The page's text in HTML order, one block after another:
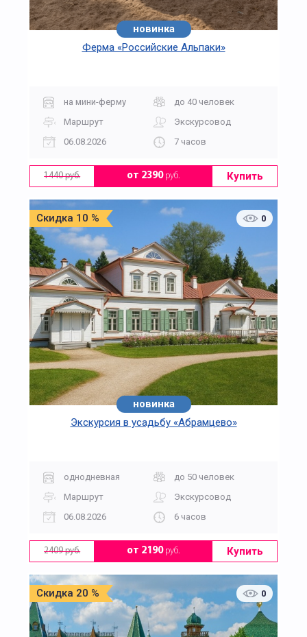
новинка
Ферма «Российские Альпаки»
на мини-ферму
до 40 человек
Маршрут
Экскурсовод
06.08.2026
7 часов
1440 руб. от 2390руб. Купить
Скидка 10 % 0
хит
новинка
Экскурсия в усадьбу «Абрамцево»
однодневная
до 50 человек
Маршрут
Экскурсовод
06.08.2026
6 часов
2409 руб. от 2190руб. Купить
Скидка 20 % 0